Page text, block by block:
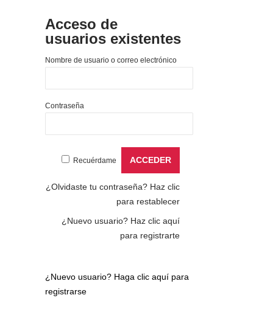
Acceso de
usuarios existentes
Nombre de usuario o correo electrónico
Contraseña
Recuérdame
¿Olvidaste tu contraseña? Haz clic
para restablecer
¿Nuevo usuario? Haz clic aquí
para registrarte
¿Nuevo usuario? Haga clic aquí para
registrarse